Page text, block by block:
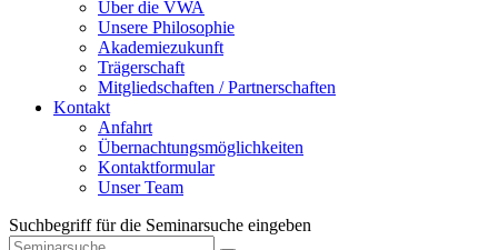
Über die VWA
Unsere Philosophie
Akademiezukunft
Trägerschaft
Mitgliedschaften / Partnerschaften
Kontakt
Anfahrt
Übernachtungsmöglichkeiten
Kontaktformular
Unser Team
Suchbegriff für die Seminarsuche eingeben